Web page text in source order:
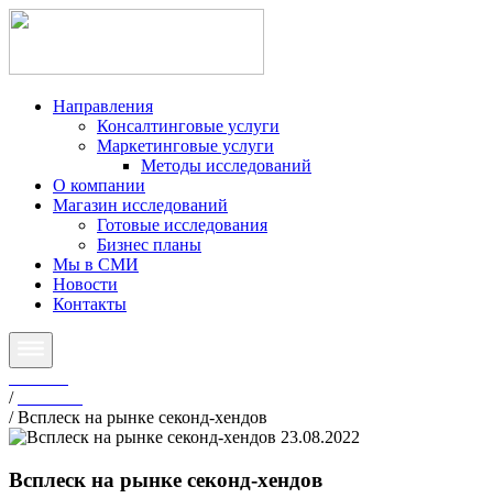
Направления
Консалтинговые услуги
Маркетинговые услуги
Методы исследований
О компании
Магазин исследований
Готовые исследования
Бизнес планы
Мы в СМИ
Новости
Контакты
/
/Всплеск на рынке секонд-хендов
23.08.2022
Всплеск на рынке секонд-хендов